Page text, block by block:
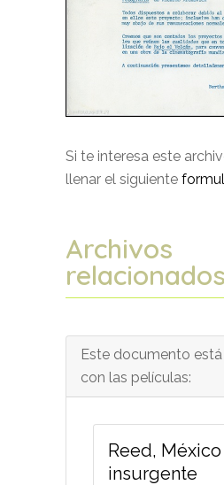
Si te interesa este
llenar el siguiente
Archivos
relacionados
Este documento
con las películas:
Reed, México
insurgente